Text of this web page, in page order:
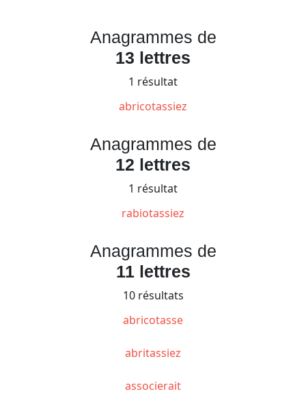
Anagrammes de
13 lettres
1 résultat
abricotassiez
Anagrammes de
12 lettres
1 résultat
rabiotassiez
Anagrammes de
11 lettres
10 résultats
abricotasse
abritassiez
associerait